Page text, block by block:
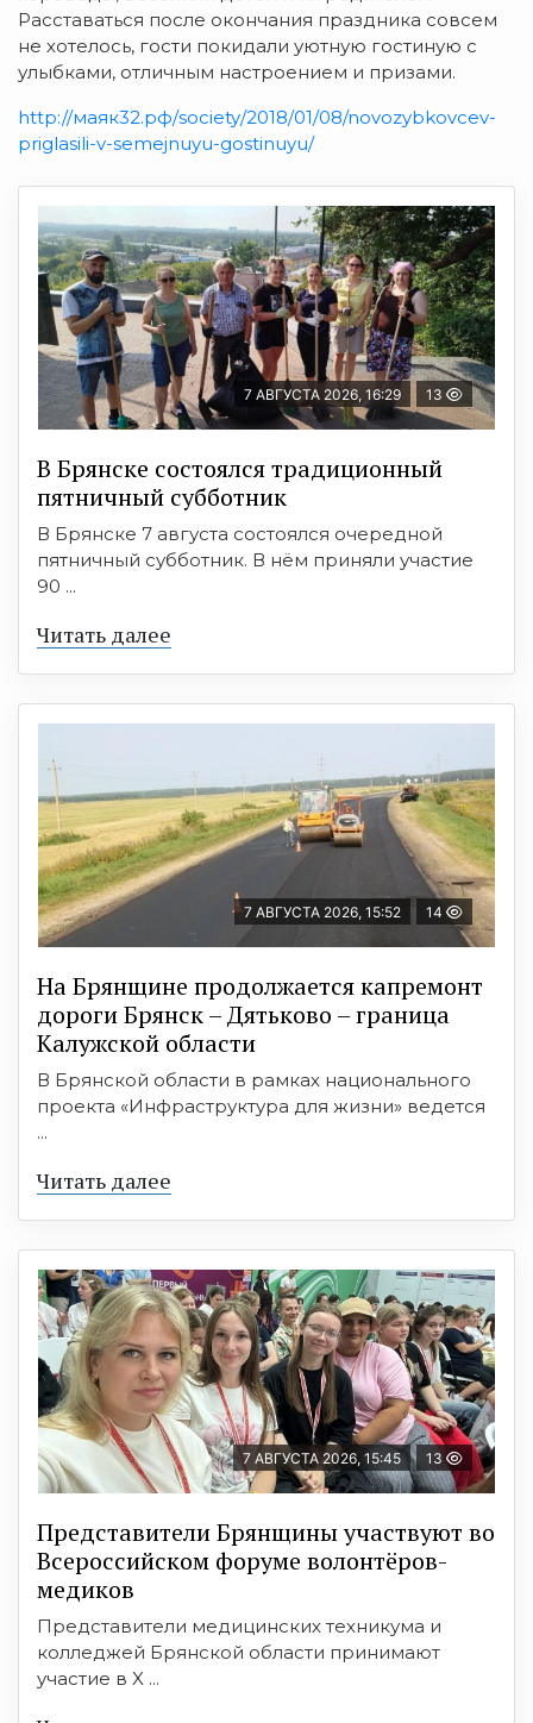
Расставаться после окончания праздника совсем
не хотелось, гости покидали уютную гостиную с
улыбками, отличным настроением и призами.
http://маяк32.рф/society/2018/01/08/novozybkovcev-
priglasili-v-semejnuyu-gostinuyu/
7 АВГУСТА 2026, 16:29 13
В Брянске состоялся традиционный
пятничный субботник
В Брянске 7 августа состоялся очередной
пятничный субботник. В нём приняли участие
90 ...
Читать далее
7 АВГУСТА 2026, 15:52 14
На Брянщине продолжается капремонт
дороги Брянск – Дятьково – граница
Калужской области
В Брянской области в рамках национального
проекта «Инфраструктура для жизни» ведется
...
Читать далее
7 АВГУСТА 2026, 15:45 13
Представители Брянщины участвуют во
Всероссийском форуме волонтёров-
медиков
Представители медицинских техникума и
колледжей Брянской области принимают
участие в X ...